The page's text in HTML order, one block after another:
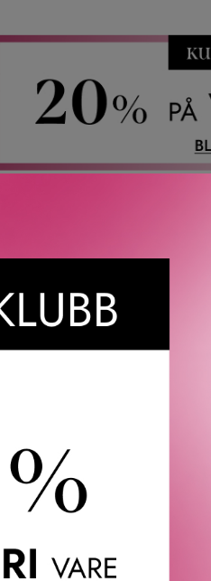
Rabatten aktiveres i handlekurven der
CAIA, Le Labo, LOEWE, Best Buy-
Gjelder kun
Gratis frakt
som kvinnen som bærer den.
spillet mellom lys og skygge
pikante lyset er duftens
fremtrer Vanilla Absolute